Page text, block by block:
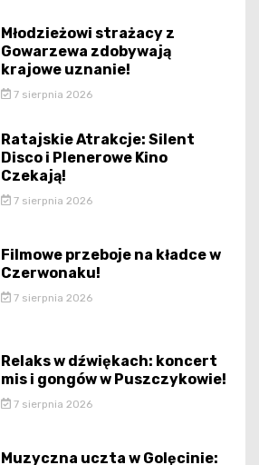
Młodzieżowi strażacy z
Gowarzewa zdobywają
krajowe uznanie!
7 sierpnia 2026
Ratajskie Atrakcje: Silent
Disco i Plenerowe Kino
Czekają!
7 sierpnia 2026
Filmowe przeboje na kładce w
Czerwonaku!
7 sierpnia 2026
Relaks w dźwiękach: koncert
mis i gongów w Puszczykowie!
7 sierpnia 2026
Muzyczna uczta w Golęcinie: